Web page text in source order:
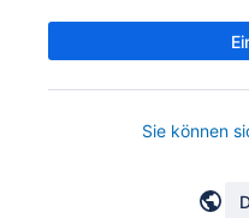
Sie können